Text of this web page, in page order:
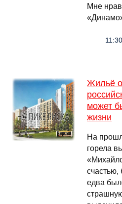
Мне
Жильё
может
жизни
На
горела
счастью,
едва